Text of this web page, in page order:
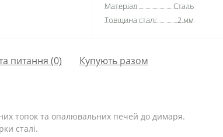
Матеріал:
Сталь
Товщина сталі:
2 мм
питання (0) Купують разом
топок та опалювальних печей до димаря.
сталі.